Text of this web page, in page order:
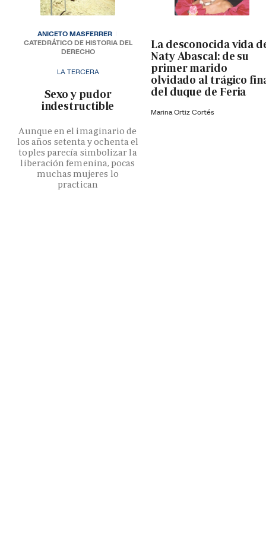
LA TERCERA
­Sexo y pudor
indestructible
Aunque en el imaginario de
los años setenta y ochenta el
toples parecía simbolizar la
liberación femenina, pocas
muchas mujeres lo
practican
ANICETO MASFERRER
CATEDRÁTICO DE HISTORIA DEL
DERECHO
La desconocida vida
Naty Abascal: de su
primer marido
olvidado al trágico
del duque de Feria
Marina Ortiz Cortés